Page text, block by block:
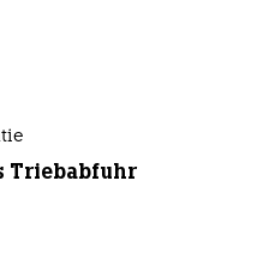
Triebabfuhr